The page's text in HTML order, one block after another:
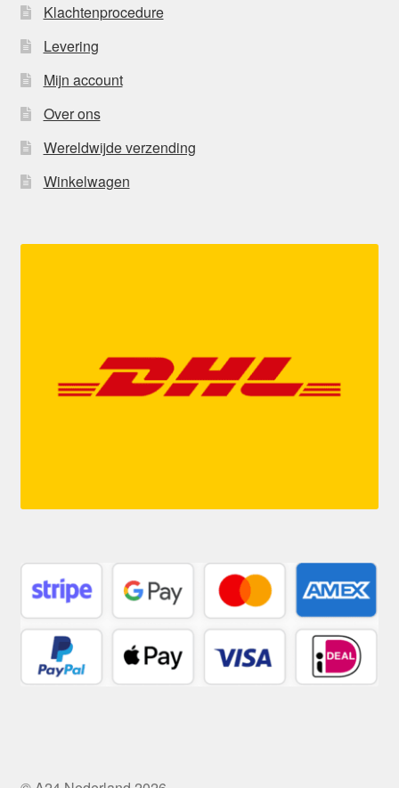
Klachtenprocedure
Levering
Mijn account
Over ons
Wereldwijde verzending
Winkelwagen